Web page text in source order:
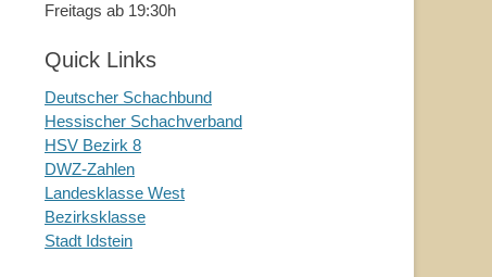
Freitags ab 19:30h
Quick Links
Deutscher Schachbund
Hessischer Schachverband
HSV Bezirk 8
DWZ-Zahlen
Landesklasse West
Bezirksklasse
Stadt Idstein